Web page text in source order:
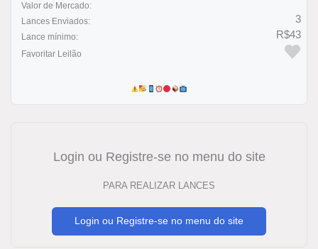
Valor de Mercado:
Lances Enviados:
3
Lance mínimo: R$43
Favoritar Leilão
Login ou Registre-se no menu do site
PARA REALIZAR LANCES
Login ou Registre-se no menu do site